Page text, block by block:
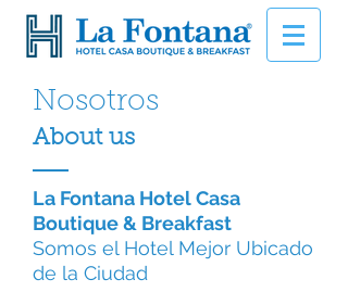
Nosotros
About us
La Fontana Hotel Casa
Boutique & Breakfast
Somos el Hotel Mejor Ubicado
de la Ciudad